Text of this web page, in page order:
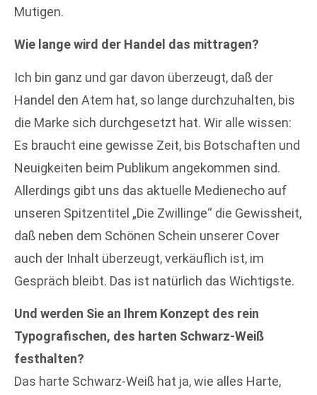
Mutigen.
Wie lange wird der Handel das mittragen?
Ich bin ganz und gar davon überzeugt, daß der
Handel den Atem hat, so lange durchzuhalten, bis
die Marke sich durchgesetzt hat. Wir alle wissen:
Es braucht eine gewisse Zeit, bis Botschaften und
Neuigkeiten beim Publikum angekommen sind.
Allerdings gibt uns das aktuelle Medienecho auf
unseren Spitzentitel „Die Zwillinge“ die Gewissheit,
daß neben dem Schönen Schein unserer Cover
auch der Inhalt überzeugt, verkäuflich ist, im
Gespräch bleibt. Das ist natürlich das Wichtigste.
Und werden Sie an Ihrem Konzept des rein
Typografischen, des harten Schwarz-Weiß
festhalten?
Das harte Schwarz-Weiß hat ja, wie alles Harte,